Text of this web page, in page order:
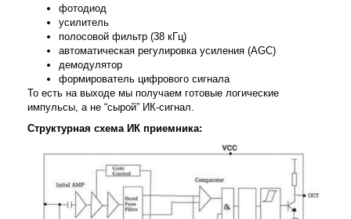
фотодиод
усилитель
полосовой фильтр (38 кГц)
автоматическая регулировка усиления (AGC)
демодулятор
формирователь цифрового сигнала
То есть на выходе мы получаем готовые логические
импульсы, а не “сырой” ИК-сигнал.
Структурная схема ИК приемника: